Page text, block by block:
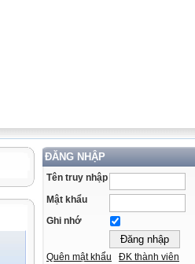
ĐĂNG NHẬP
Tên truy nhập
Mật khẩu
Ghi nhớ
Quên mật khẩu ĐK thành viên